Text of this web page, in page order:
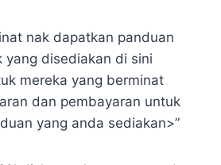
nak dapatkan panduan
yang disediakan di sini
mereka yang berminat
dan pembayaran untuk
yang anda sediakan>”